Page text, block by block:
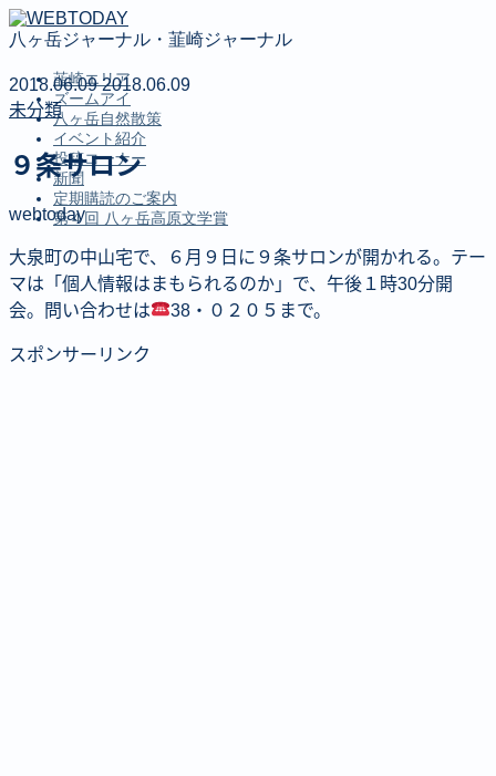
八ヶ岳ジャーナル・韮崎ジャーナル
韮崎エリア
ズームアイ
八ヶ岳自然散策
イベント紹介
投稿コーナー
新聞
定期購読のご案内
第４回 八ヶ岳高原文学賞
MENU
韮崎エリア
ズームアイ
八ヶ岳自然散策
2018.06.092018.06.09
未分類
９条サロン
webtoday
大泉町の中山宅で、６月９日に９条サロンが開かれる。テー
マは「個人情報はまもられるのか」で、午後１時30分開
会。問い合わせは
38・０２０５まで。
スポンサーリンク